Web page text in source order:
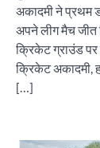
अकादमी ने प्रथम
अपने लीग मैच जीत
क्रिकेट ग्राउंड
क्रिकेट अकादमी,
[…]